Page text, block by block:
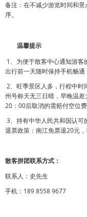
备注：在不减少游览时间和
序。
温馨提示
1、为便于散客中心通知游
出行前一天随时保持手机畅通
2、旺季景区人多，行程中时
州号称天无三日晴，早晚温
20：00后取消的需赔付空位费
3、持有中华人民共和国认可
退票政策：南江免票退20元，
散客拼团联系方式：
联系人：史先生
手机：189 8558 9677